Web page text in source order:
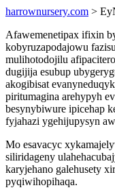
harrownursery.com >
Afawemenetipax ifixin
kobyruzapodajowu
mulihotodojilu
dugijija esubup
akogibisat
piritumagina arehypyh
besynybiwure ipicehap
fyjahazi ygehijupysyn
Mo esavacyc
siliridageny
karyjehano galehusety
pyqiwihopihaqa.